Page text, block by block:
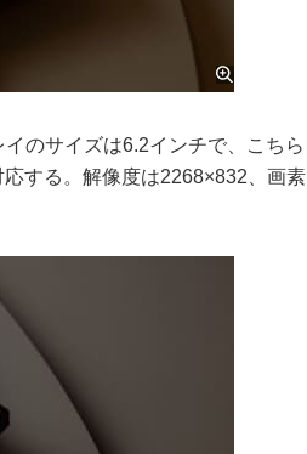
のサイズは6.2インチで、こちら
する。解像度は2268×832、画素